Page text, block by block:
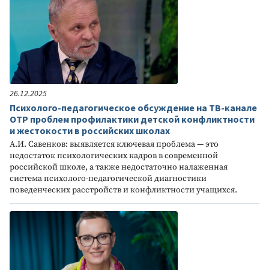
26.12.2025
Психолого-педагогическое обсуждение на ТВ-канале
ОТР проблем профилактики детской конфликтности
и жестокости в российских школах
А.И. Савенков: выявляется ключевая проблема — это
недостаток психологических кадров в современной
российской школе, а также недостаточно налаженная
система психолого-педагогической диагностики
поведенческих расстройств и конфликтности учащихся.